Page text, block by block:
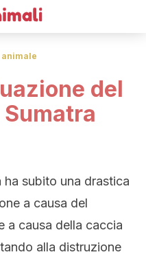
del
ha subito una drastica
a causa del
a causa della caccia
alla distruzione